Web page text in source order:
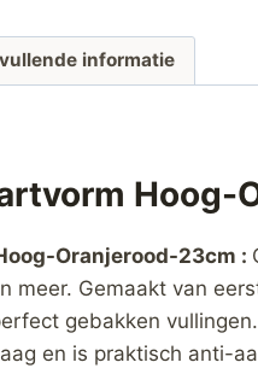
informatie
Hoog-
Oranjerood-23cm :
meer. Gemaakt van
gebakken
en is praktisch anti-